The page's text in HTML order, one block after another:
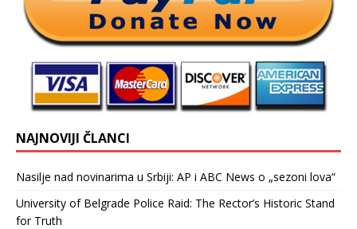
NAJNOVIJI ČLANCI
Nasilje nad novinarima u Srbiji: AP i ABC News o „sezoni lova“
University of Belgrade Police Raid: The Rector’s Historic Stand
for Truth